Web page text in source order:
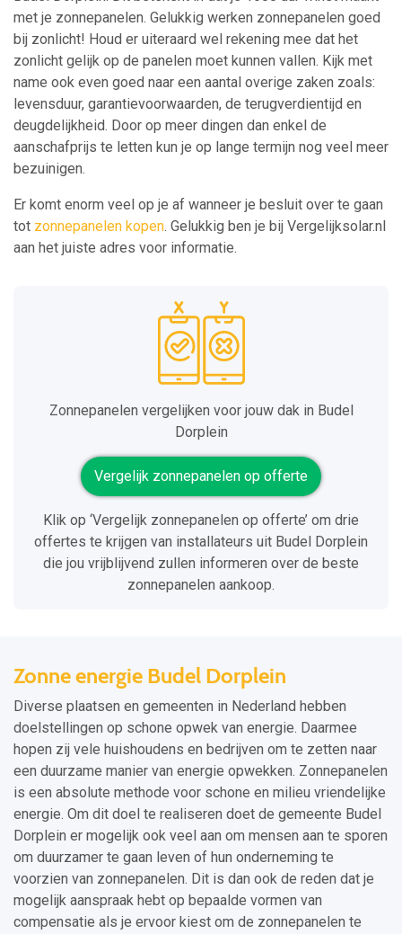
met je zonnepanelen. Gelukkig werken zonnepanelen goed
bij zonlicht! Houd er uiteraard wel rekening mee dat het
zonlicht gelijk op de panelen moet kunnen vallen. Kijk met
name ook even goed naar een aantal overige zaken zoals:
levensduur, garantievoorwaarden, de terugverdientijd en
deugdelijkheid. Door op meer dingen dan enkel de
aanschafprijs te letten kun je op lange termijn nog veel meer
bezuinigen.
Er komt enorm veel op je af wanneer je besluit over te gaan
tot zonnepanelen kopen. Gelukkig ben je bij Vergelijksolar.nl
aan het juiste adres voor informatie.
Zonnepanelen vergelijken voor jouw dak in Budel
Dorplein
Vergelijk zonnepanelen op offerte
Klik op ‘Vergelijk zonnepanelen op offerte’ om drie
offertes te krijgen van installateurs uit Budel Dorplein
die jou vrijblijvend zullen informeren over de beste
zonnepanelen aankoop.
Zonne energie Budel Dorplein
Diverse plaatsen en gemeenten in Nederland hebben
doelstellingen op schone opwek van energie. Daarmee
hopen zij vele huishoudens en bedrijven om te zetten naar
een duurzame manier van energie opwekken. Zonnepanelen
is een absolute methode voor schone en milieu vriendelijke
energie. Om dit doel te realiseren doet de gemeente Budel
Dorplein er mogelijk ook veel aan om mensen aan te sporen
om duurzamer te gaan leven of hun onderneming te
voorzien van zonnepanelen. Dit is dan ook de reden dat je
mogelijk aanspraak hebt op bepaalde vormen van
compensatie als je ervoor kiest om de zonnepanelen te